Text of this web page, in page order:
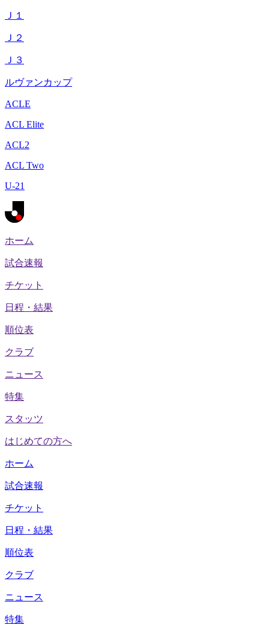
Ｊ１
Ｊ２
Ｊ３
ルヴァンカップ
ACLE
ACL Elite
ACL2
ACL Two
U-21
ホーム
試合速報
チケット
日程・結果
順位表
クラブ
ニュース
特集
スタッツ
はじめての方へ
ホーム
試合速報
チケット
日程・結果
順位表
クラブ
ニュース
特集